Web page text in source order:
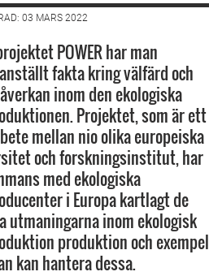
03 MARS 2022
POWER har man
fakta kring välfärd och
inom den ekologiska
Projektet, som är ett
mellan nio olika europeiska
och forskningsinstitut, har
med ekologiska
i Europa kartlagt de
utmaningarna inom ekologisk
produktion och exempel
kan hantera dessa.